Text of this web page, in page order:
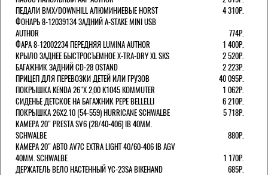
ПЕДАЛИ BMX/DOWNHILL АЛЮМИНИЕВЫЕ HORST
4 310Р.
ФОНАРЬ 8-12039134 ЗАДНИЙ A-STAKE MINI USB
AUTHOR
774Р.
ФАРА 8-12002234 ПЕРЕДНЯЯ LUMINA AUTHOR
1 400Р.
КРЫЛО ЗАДНЕЕ БЫСТРОСЪЕМНОЕ X-TRA-DRY XL SKS
2 520Р.
БАГАЖНИК ЗАДНИЙ CD-28 OSTAND
2 223Р.
ПРИЦЕП ДЛЯ ПЕРЕВОЗКИ ДЕТЕЙ ИЛИ ГРУЗОВ
40 095Р.
ПОКРЫШКА KENDA 26"Х 2,00 K1045 KOMMUTER
1 062Р.
СИДЕНЬЕ ДЕТСКОЕ НА БАГАЖНИК PEPE BELLELLI
6 210Р.
ПОКРЫШКА 26X2.10 (54-559) HURRICANE SCHWALBE
5 718Р.
КАМЕРА 20" PRESTA SV6 (28/40-406) IB 40MM.
SCHWALBE
880Р.
КАМЕРА 20" АВТО AV7C EXTRA LIGHT 40/60-406 IB AGV
40MM. SCHWALBE
1 170Р.
ДЕРЖАТЕЛЬ ВЕЛО НАСТЕННЫЙ YC-23SA BIKEHAND
685Р.